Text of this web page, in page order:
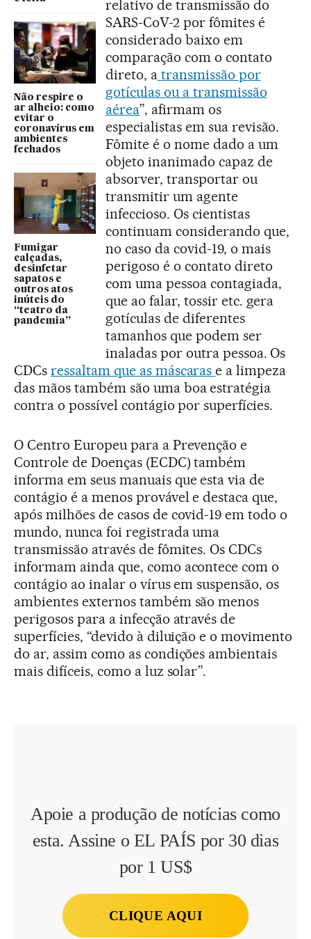
Não respire o
ar alheio: como
evitar o
coronavírus em
ambientes
fechados
Fumigar
calçadas,
desinfetar
sapatos e
outros atos
inúteis do
“teatro da
pandemia”
relativo de transmissão do
SARS-CoV-2 por fômites é
considerado baixo em
comparação com o contato
direto, atransmissão por
gotículas ou a transmissão
aérea”, afirmam os
especialistas em sua revisão.
Fômite é o nome dado a um
objeto inanimado capaz de
absorver, transportar ou
transmitir um agente
infeccioso. Os cientistas
continuam considerando que,
no caso da covid-19, o mais
perigoso é o contato direto
com uma pessoa contagiada,
que ao falar, tossir etc. gera
gotículas de diferentes
tamanhos que podem ser
inaladas por outra pessoa. Os
CDCs ressaltam que as máscarase a limpeza
das mãos também são uma boa estratégia
contra o possível contágio por superfícies.
O Centro Europeu para a Prevenção e
Controle de Doenças (ECDC) também
informa em seus manuais que esta via de
contágio é a menos provável e destaca que,
após milhões de casos de covid-19 em todo o
mundo, nunca foi registrada uma
transmissão através de fômites. Os CDCs
informam ainda que, como acontece com o
contágio ao inalar o vírus em suspensão, os
ambientes externos também são menos
perigosos para a infecção através de
superfícies, “devido à diluição e o movimento
do ar, assim como as condições ambientais
mais difíceis, como a luz solar”.
Apoie a produção de notícias como
esta. Assine o EL PAÍS por 30 dias
por 1 US$
CLIQUE AQUI